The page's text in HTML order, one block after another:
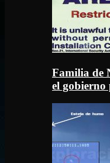
Familia de
el